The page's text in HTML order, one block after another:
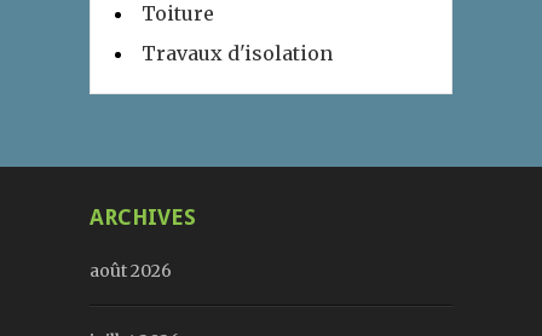
Toiture
Travaux d'isolation
ARCHIVES
août 2026